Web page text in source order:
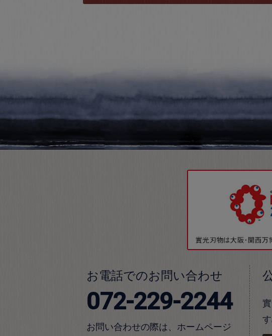
お電話でのお問い合わせ
072-229-2244
お問い合わせの際は、ホームページ